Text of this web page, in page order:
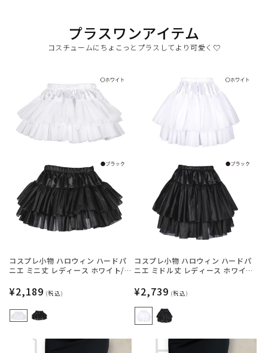
プラスワンアイテム
コスチュームにちょこっとプラスしてより可愛く♡
コスプレ小物 ハロウィン ハードパ
ニエ ミニ丈 レディース ホワイト/
トーン】
通
常
価
¥2,189 (税込)
コスプレ小物 ハロウィン ハードパ
ニエ ミドル丈 レディース ホワイ
ストーン】
通
常
価
¥2,739 (税込)